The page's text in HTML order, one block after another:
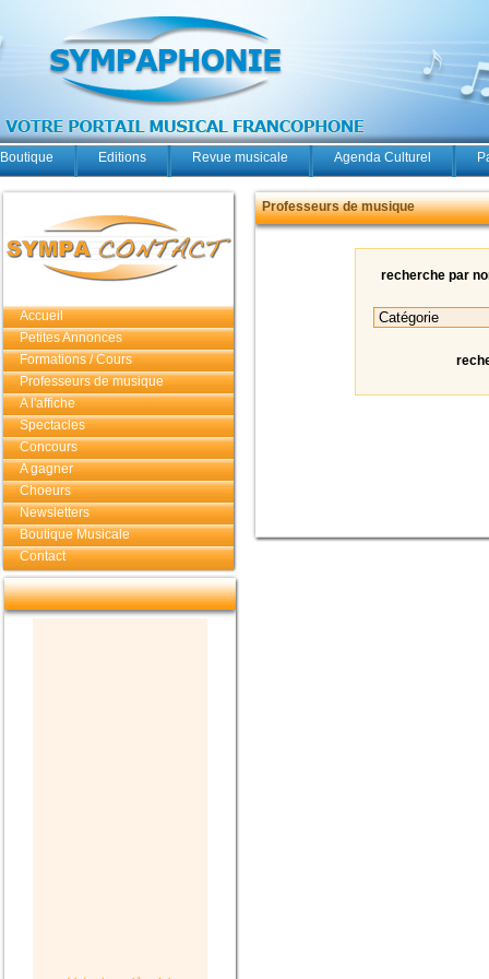
Boutique Editions Revue musicale Agenda Culturel
Accueil
Petites Annonces
Formations / Cours
Professeurs de musique
A l'affiche
Spectacles
Concours
A gagner
Choeurs
Newsletters
Boutique Musicale
Contact
Professeurs de musique
recherche par